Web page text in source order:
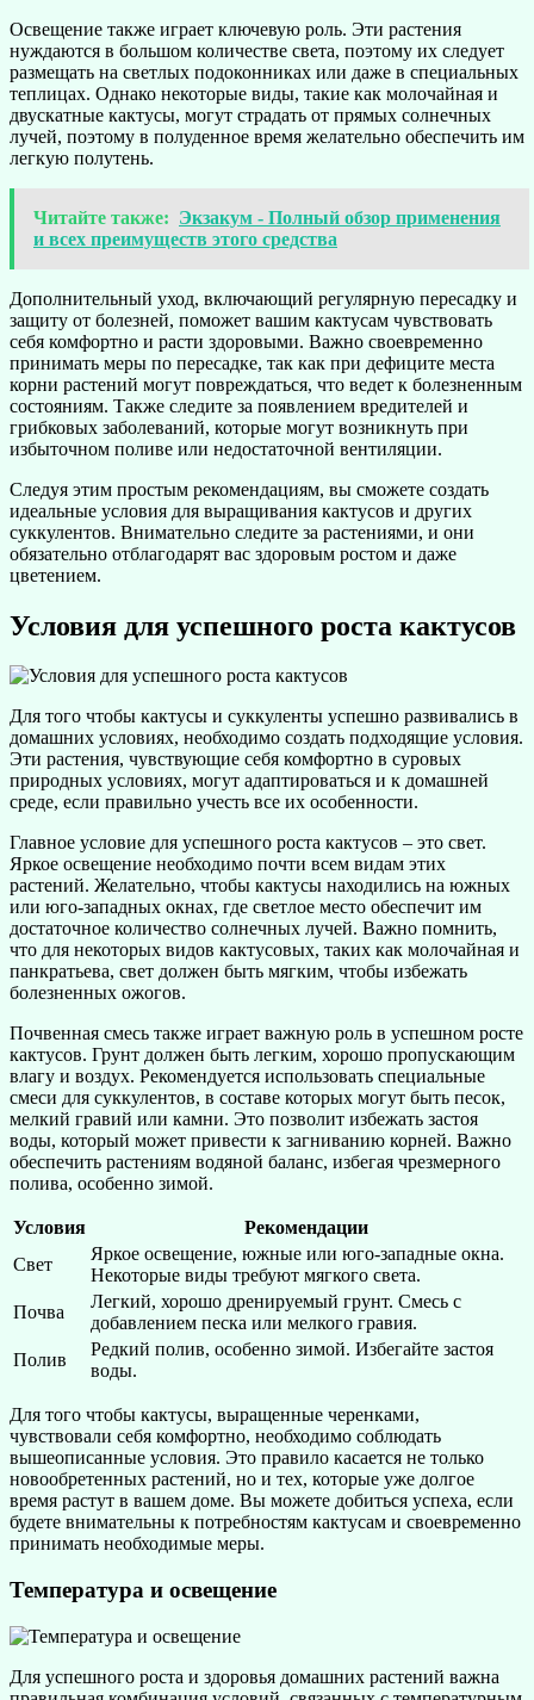
Освещение также играет ключевую роль. Эти растения
нуждаются в большом количестве света, поэтому их следует
размещать на светлых подоконниках или даже в специальных
теплицах. Однако некоторые виды, такие как молочайная и
двускатные кактусы, могут страдать от прямых солнечных
лучей, поэтому в полуденное время желательно обеспечить им
легкую полутень.
Читайте также: Экзакум - Полный обзор применения
и всех преимуществ этого средства
Дополнительный уход, включающий регулярную пересадку и
защиту от болезней, поможет вашим кактусам чувствовать
себя комфортно и расти здоровыми. Важно своевременно
принимать меры по пересадке, так как при дефиците места
корни растений могут повреждаться, что ведет к болезненным
состояниям. Также следите за появлением вредителей и
грибковых заболеваний, которые могут возникнуть при
избыточном поливе или недостаточной вентиляции.
Следуя этим простым рекомендациям, вы сможете создать
идеальные условия для выращивания кактусов и других
суккулентов. Внимательно следите за растениями, и они
обязательно отблагодарят вас здоровым ростом и даже
цветением.
Условия для успешного роста кактусов
Для того чтобы кактусы и суккуленты успешно развивались в
домашних условиях, необходимо создать подходящие условия.
Эти растения, чувствующие себя комфортно в суровых
природных условиях, могут адаптироваться и к домашней
среде, если правильно учесть все их особенности.
Главное условие для успешного роста кактусов – это свет.
Яркое освещение необходимо почти всем видам этих
растений. Желательно, чтобы кактусы находились на южных
или юго-западных окнах, где светлое место обеспечит им
достаточное количество солнечных лучей. Важно помнить,
что для некоторых видов кактусовых, таких как молочайная и
панкратьева, свет должен быть мягким, чтобы избежать
болезненных ожогов.
Почвенная смесь также играет важную роль в успешном росте
кактусов. Грунт должен быть легким, хорошо пропускающим
влагу и воздух. Рекомендуется использовать специальные
смеси для суккулентов, в составе которых могут быть песок,
мелкий гравий или камни. Это позволит избежать застоя
воды, который может привести к загниванию корней. Важно
обеспечить растениям водяной баланс, избегая чрезмерного
полива, особенно зимой.
Условия
Рекомендации
Свет
Яркое освещение, южные или юго-западные окна.
Некоторые виды требуют мягкого света.
Почва
Легкий, хорошо дренируемый грунт. Смесь с
добавлением песка или мелкого гравия.
Полив
Редкий полив, особенно зимой. Избегайте застоя
воды.
Для того чтобы кактусы, выращенные черенками,
чувствовали себя комфортно, необходимо соблюдать
вышеописанные условия. Это правило касается не только
новообретенных растений, но и тех, которые уже долгое
время растут в вашем доме. Вы можете добиться успеха, если
будете внимательны к потребностям кактусам и своевременно
принимать необходимые меры.
Температура и освещение
Для успешного роста и здоровья домашних растений важна